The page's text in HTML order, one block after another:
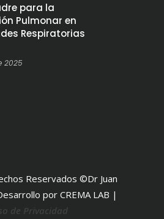
para la
Pulmonar en
Respiratorias
2025
Reservados ©Dr Juan
por CREMA LAB |
de Privacidad